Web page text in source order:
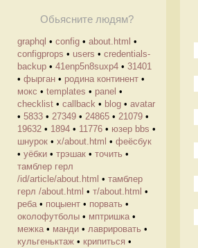
Обьясните людям?
graphql • config • about.html •
configprops • users • credentials-
backup • 41enp5n8suxp4 • 31401
• фырган • родина континент •
мокс • templates • panel •
checklist • callback • blog • avatar
• 5833 • 27349 • 24865 • 21079 •
19632 • 1894 • 11776 • юзер bbs •
шнурок • х/about.html • феёсбук
• уёбки • трэшак • точить •
тамблер герл
/id/article/about.html • тамблер
герл /about.html • т/about.html •
реба • поцыент • порвать •
околофутболы • мптришка •
межка • манди • лаврировать •
кульгеньктаж • крипиться •